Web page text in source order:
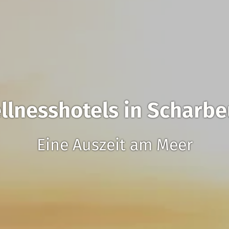
in
Eine Auszeit am Meer